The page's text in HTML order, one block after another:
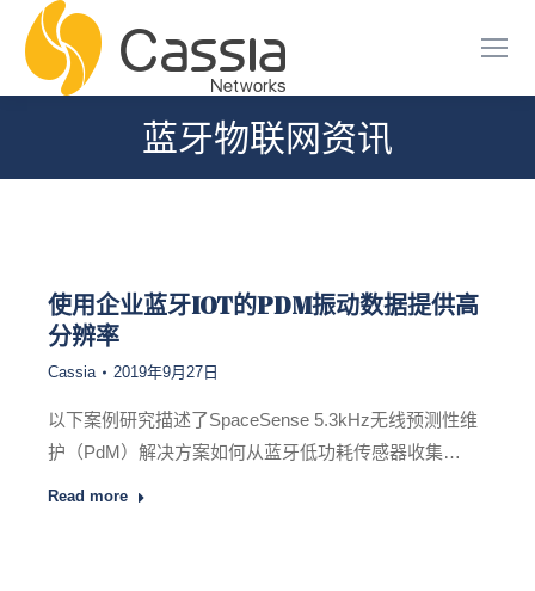
蓝牙物联网资讯
您在这里：
使用企业蓝牙IOT的PDM振动数据提供高
分辨率
Cassia 2019年9月27日
以下案例研究描述了SpaceSense 5.3kHz无线预测性维
护（PdM）解决方案如何从蓝牙低功耗传感器收集…
Read more